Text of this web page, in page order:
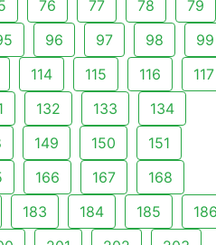
76 77 78
79
96 97 98
99
114 115 116
117
132 133
134
149 150
151
166 167
168
183 184 185
186